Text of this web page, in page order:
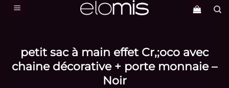
Passer
petit sac à main effet Cr,;oco avec
chaine décorative + porte monnaie –
Noir